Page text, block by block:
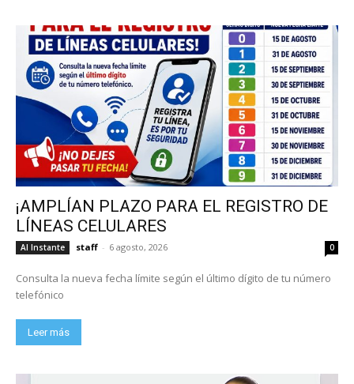
¡AMPLÍAN PLAZO PARA EL REGISTRO DE
LÍNEAS CELULARES
Al Instante staff - 6 agosto, 2026 0
Consulta la nueva fecha límite según el último dígito de tu número
telefónico
Leer más